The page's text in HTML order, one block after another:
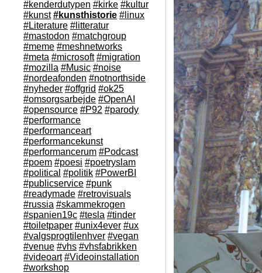
#kenderdutypen #kirke #kultur
#kunst #kunsthistorie #linux
#Literature #litteratur
#mastodon #matchgroup
#meme #meshnetworks
#meta #microsoft #migration
#mozilla #Music #noise
#nordeafonden #notnorthside
#nyheder #offgrid #ok25
#omsorgsarbejde #OpenAI
#opensource #P92 #parody
#performance
#performanceart
#performancekunst
#performancerum #Podcast
#poem #poesi #poetryslam
#political #politik #PowerBI
#publicservice #punk
#readymade #retrovisuals
#russia #skammekrogen
#spanien19c #tesla #tinder
#toiletpaper #unix4ever #ux
#valgsprogtilenhver #vegan
#venue #vhs #vhsfabrikken
#videoart #Videoinstallation
#workshop